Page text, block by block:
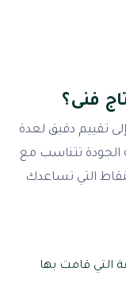
فنى؟
تقييم دقيق لعدة
تتناسب مع
التي تساعدك
التي قامت بها